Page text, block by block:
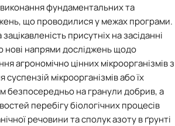
фундаментальних та
що проводилися у межах програми.
присутніх на засіданні
нові напрями досліджень щодо
агрономічно цінних мікроорганізмів з
мікроорганізмів або їх
безпосередньо на гранули добрив, а
перебігу біологічних процесів
речовини та сполук азоту в ґрунті